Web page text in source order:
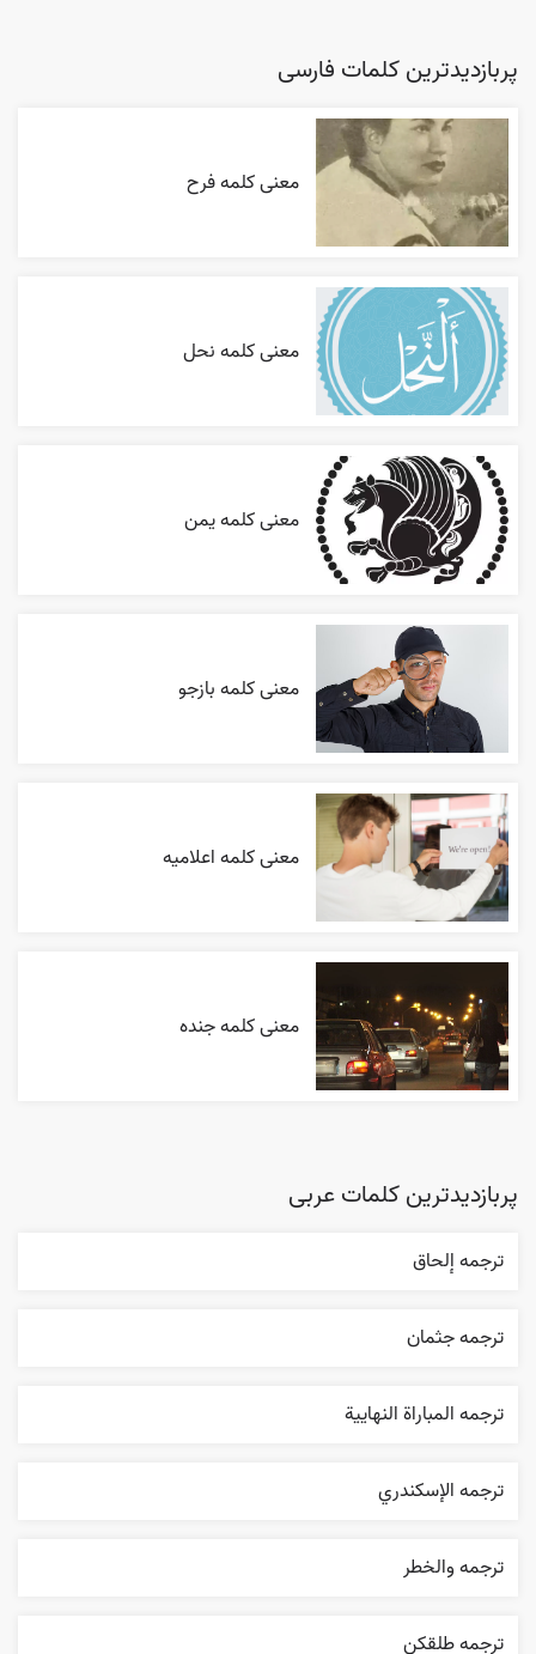
پربازدیدترین کلمات فارسی
معنی کلمه فرح
معنی کلمه نحل
معنی کلمه یمن
معنی کلمه بازجو
معنی کلمه اعلاميه
معنی کلمه جنده
پربازدیدترین کلمات عربی
ترجمه إلحاق
ترجمه جثمان
ترجمه المباراة النهایية
ترجمه الإسکندري
ترجمه والخطر
ترجمه طلقکن